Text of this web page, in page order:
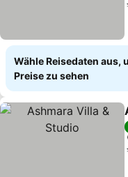
Wähle Reisedaten aus,
Preise zu sehen